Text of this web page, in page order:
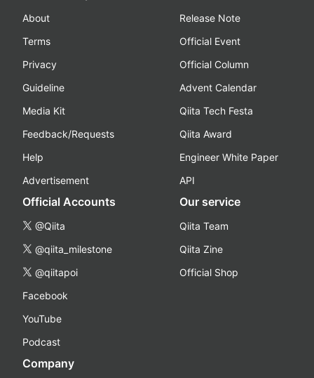
About
Terms
Privacy
Guideline
Media Kit
Feedback/Requests
Help
Advertisement
Release Note
Official Event
Official Column
Advent Calendar
Qiita Tech Festa
Qiita Award
Engineer White Paper
API
Official Accounts
@Qiita
@qiita_milestone
@qiitapoi
Facebook
YouTube
Podcast
Our service
Qiita Team
Qiita Zine
Official Shop
Company